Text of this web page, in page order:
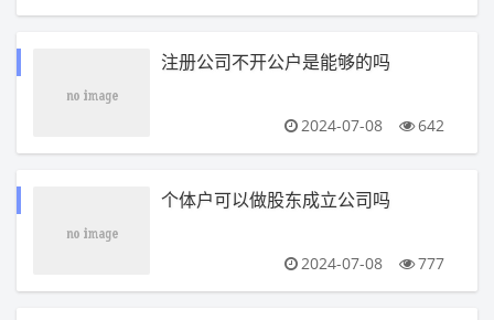
注册公司不开公户是能够的吗
2024-07-08 642
个体户可以做股东成立公司吗
2024-07-08 777